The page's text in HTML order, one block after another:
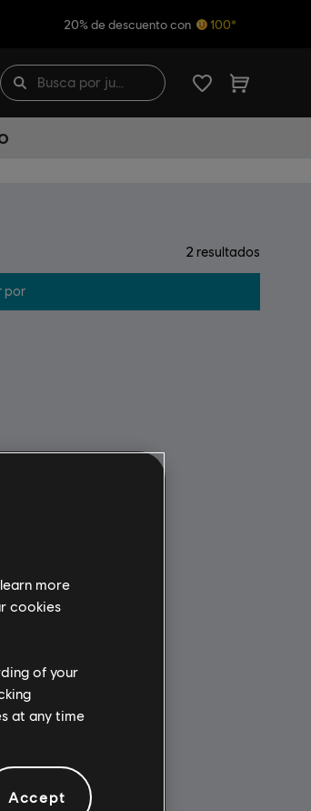
20% de descuento con 100*
2 resultados
por
more
cookies
of your
at any time
Accept